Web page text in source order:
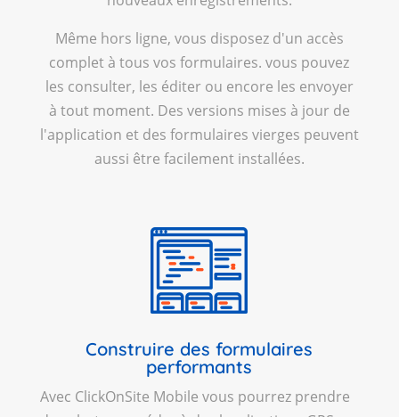
Même hors ligne, vous disposez d'un accès
complet à tous vos formulaires. vous pouvez
les consulter, les éditer ou encore les envoyer
à tout moment. Des versions mises à jour de
l'application et des formulaires vierges peuvent
aussi être facilement installées.
Construire des formulaires
performants
Avec ClickOnSite Mobile vous pourrez prendre